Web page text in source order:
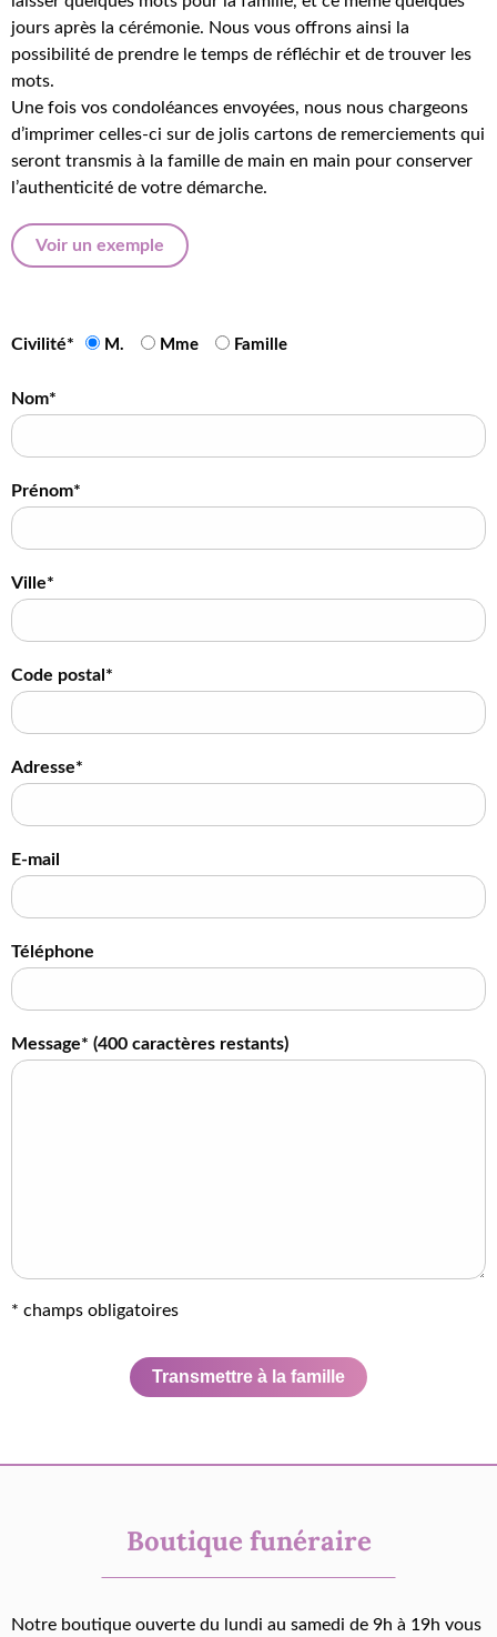
jours après la cérémonie. Nous vous offrons ainsi la
possibilité de prendre le temps de réfléchir et de trouver les
mots.
Une fois vos condoléances envoyées, nous nous chargeons
d’imprimer celles-ci sur de jolis cartons de remerciements qui
seront transmis à la famille de main en main pour conserver
l’authenticité de votre démarche.
Voir un exemple
Civilité* M. Mme Famille
Nom*
Prénom*
Ville*
Code postal*
Adresse*
E-mail
Téléphone
Message* (400 caractères restants)
* champs obligatoires
Transmettre à la famille
Boutique funéraire
Notre boutique ouverte du lundi au samedi de 9h à 19h vous